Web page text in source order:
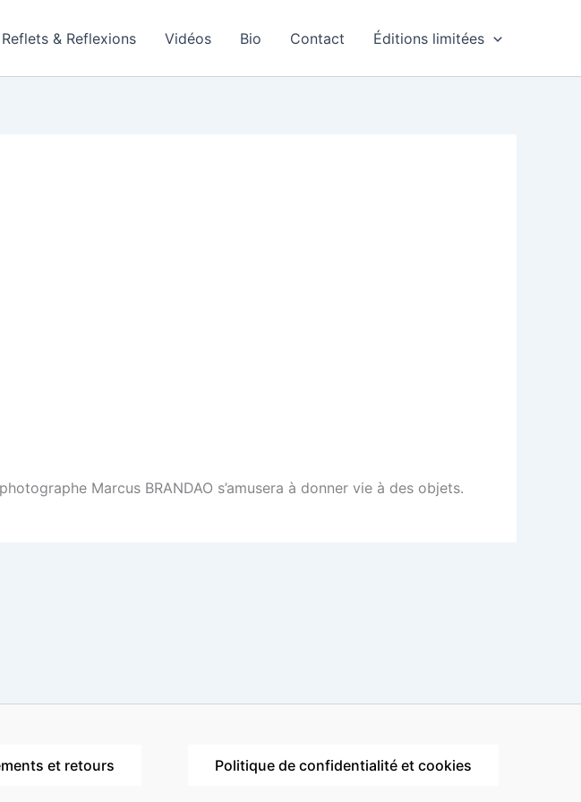
Reflets & Reflexions Vidéos Bio Contact Éditions limitées
Marcus BRANDAO s’amusera à donner vie à des objets.
et retours Politique de confidentialité et cookies